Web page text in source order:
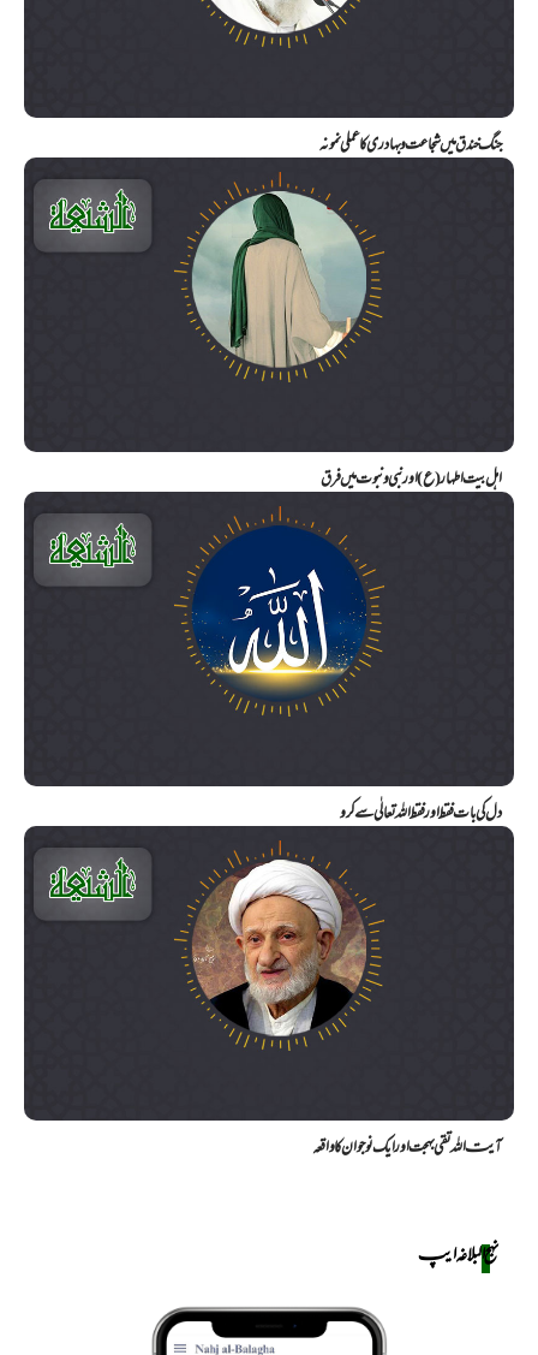
جنگ خندق میں شجاعت و بہادری کا عملی نمونہ
اہل بیت اطہار (ع) اور نبی و نبوت میں فرق
دل کی بات فقط اور فقط اللہ تعالٰی سے کرو
آیت اللہ تقی بہجت اور ایک نوجوان کا واقعہ
نهج البلاغه ایپ